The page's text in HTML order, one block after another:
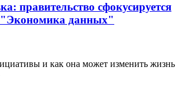
правительство сфокусируется
"Экономика данных"
и как она может изменить жизнь